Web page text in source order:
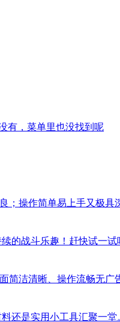
有，菜单里也没找到呢
；操作简单易上手又极
的战斗乐趣！赶快试一试
洁清晰、操作流畅无广
还是实用小工具汇聚一堂